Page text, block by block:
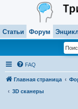
Статьи Форум
FAQ
Главная страница
3D сканеры